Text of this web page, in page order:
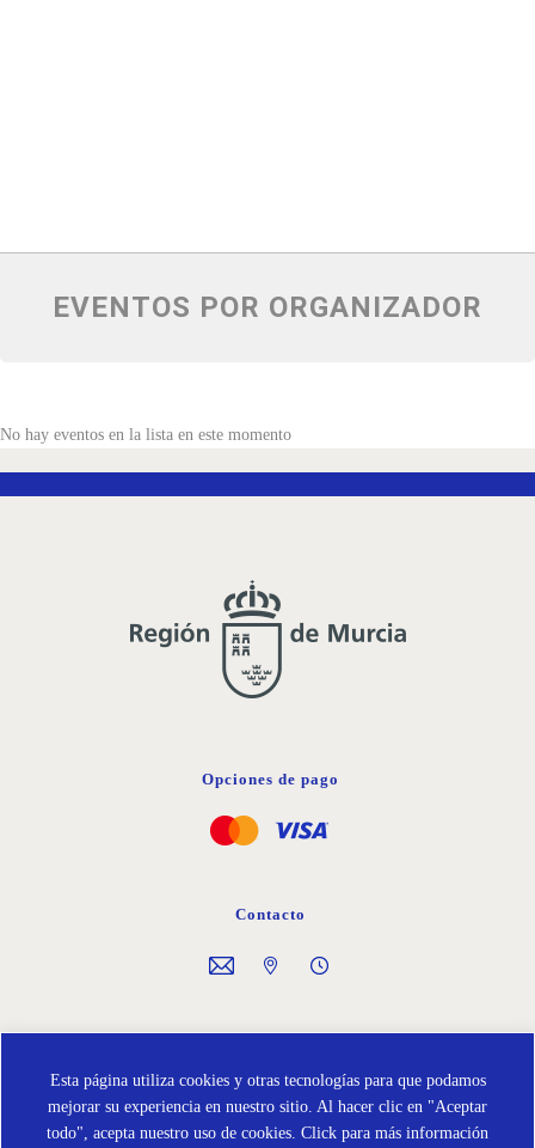
Esta página utiliza cookies y otras tecnologías para que podamos
mejorar su experiencia en nuestro sitio. Al hacer clic en "Aceptar
todo", acepta nuestro uso de cookies. Click para más información
EVENTOS POR ORGANIZADOR
No hay eventos en la lista en este momento
Opciones de pago
Contacto